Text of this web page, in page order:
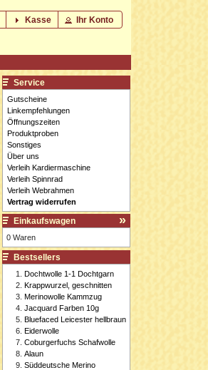
Kasse Ihr Konto
Service
Gutscheine
Linkempfehlungen
Öffnungszeiten
Produktproben
Sonstiges
Über uns
Verleih Kardiermaschine
Verleih Spinnrad
Verleih Webrahmen
Vertrag widerrufen
Einkaufswagen
0 Waren
Bestsellers
Dochtwolle 1-1 Dochtgarn
Krappwurzel, geschnitten
Merinowolle Kammzug
Jacquard Farben 10g
Bluefaced Leicester hellbraun
Eiderwolle
Coburgerfuchs Schafwolle
Alaun
Süddeutsche Merino